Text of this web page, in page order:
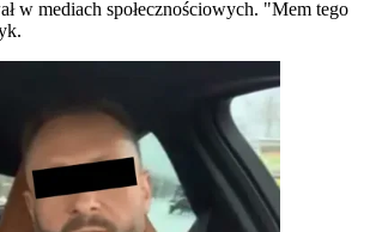
w mediach społecznościowych. "Mem tego